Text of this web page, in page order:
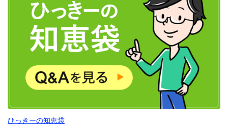
ひっきーの知恵袋